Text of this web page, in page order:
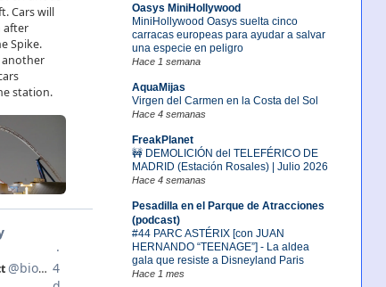
Oasys MiniHollywood
MiniHollywood Oasys suelta cinco
carracas europeas para ayudar a salvar
una especie en peligro
Hace 1 semana
AquaMijas
Virgen del Carmen en la Costa del Sol
Hace 4 semanas
FreakPlanet
🚧 DEMOLICIÓN del TELEFÉRICO DE
MADRID (Estación Rosales) | Julio 2026
Hace 4 semanas
Pesadilla en el Parque de Atracciones
(podcast)
#44 PARC ASTÉRIX [con JUAN
HERNANDO “TEENAGE”] - La aldea
gala que resiste a Disneyland Paris
Hace 1 mes